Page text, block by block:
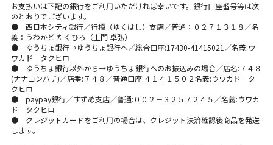
お支払いは下記の銀行をご利用いただければ幸いです。銀行口座番号等は次
のとおりでございます。
● 西日本シティ銀行／行橋（ゆくはし）支店／普通：０２７１３１８／名
義：うわかど たくひろ（上門 卓弘）
● ゆうちょ銀行→ゆうちょ銀行へ／総合口座:17430-41415021／名義:ウ
ワカド タクヒロ
● ゆうちょ銀行以外から→ゆうちょ銀行へのお振込みの場合／店名:７４８
(ナナヨンハチ)／店番:７４８／普通口座:４１４１５０２名義:ウワカド タ
クヒロ
● paypay銀行／すずめ支店／普通:００２－３２５７２４５／名義:ウワカ
ド タクヒロ
● クレジットカードをご利用の場合は、クレジット決済確認後商品を発送
します。